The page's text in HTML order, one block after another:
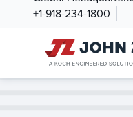
+1-918-234-1800